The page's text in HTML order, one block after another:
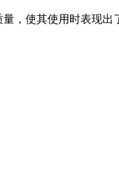
，使其使用时表现出